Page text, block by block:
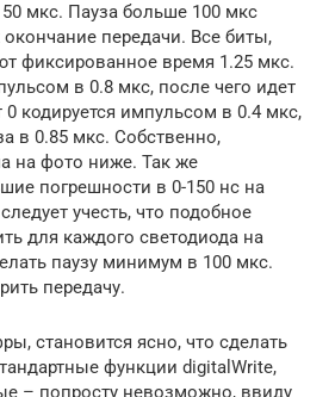
мкс. Пауза больше 100 мкс
передачи. Все биты,
фиксированное время 1.25 мкс.
в 0.8 мкс, после чего идет
0 кодируется импульсом в 0.4 мкс,
в 0.85 мкс. Собственно,
на фото ниже. Так же
погрешности в 0-150 нс на
учесть, что подобное
для каждого светодиода на
паузу минимум в 100 мкс.
передачу.
становится ясно, что сделать
функции digitalWrite,
– попросту невозможно, ввиду